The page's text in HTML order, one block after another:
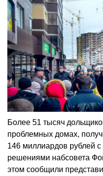
Более 51 тысяч
проблемных домах,
146 миллиардов рублей с
решениями набсовета
этом сообщили